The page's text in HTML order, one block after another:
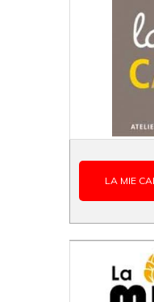
LA MIE